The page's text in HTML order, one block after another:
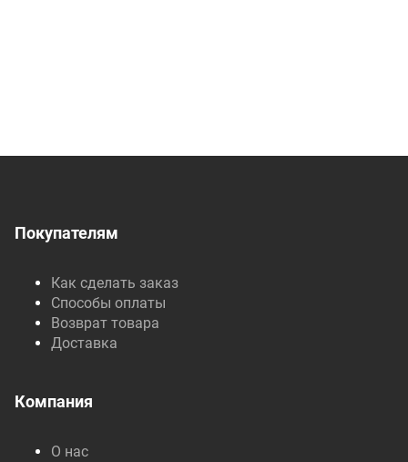
Покупателям
Как сделать заказ
Способы оплаты
Возврат товара
Доставка
Компания
О нас